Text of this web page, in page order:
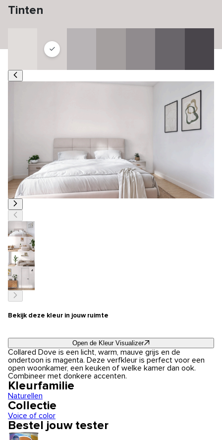
Tinten
Bekijk deze kleur in jouw ruimte
Open de Kleur Visualizer
Collared Dove is een licht, warm, mauve grijs en de
ondertoon is magenta. Deze verfkleur is perfect voor een
open woonkamer, een keuken of welke kamer dan ook.
Combineer met donkere accenten.
Kleurfamilie
Naturellen
Collectie
Voice of color
Bestel jouw tester